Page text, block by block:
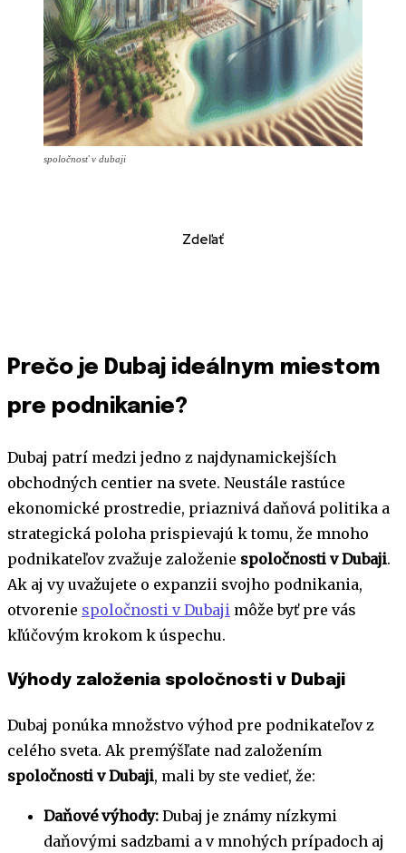
spoločnosť v dubaji
Zdeľať
Prečo je Dubaj ideálnym miestom
pre podnikanie?
Dubaj patrí medzi jedno z najdynamickejších
obchodných centier na svete. Neustále rastúce
ekonomické prostredie, priaznivá daňová politika a
strategická poloha prispievajú k tomu, že mnoho
podnikateľov zvažuje založenie spoločnosti v Dubaji.
Ak aj vy uvažujete o expanzii svojho podnikania,
otvorenie spoločnosti v Dubaji môže byť pre vás
kľúčovým krokom k úspechu.
Výhody založenia spoločnosti v Dubaji
Dubaj ponúka množstvo výhod pre podnikateľov z
celého sveta. Ak premýšľate nad založením
spoločnosti v Dubaji, mali by ste vedieť, že:
Daňové výhody: Dubaj je známy nízkymi
daňovými sadzbami a v mnohých prípadoch aj